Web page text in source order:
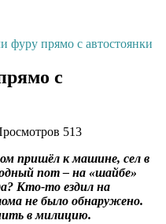
фуру прямо с автостоянки
с
513
пришёл к машине, сел в
пот – на «шайбе»
Кто-то ездил на
не было обнаружено.
в милицию.